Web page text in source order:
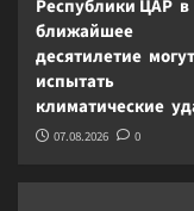
Республики ЦАР в
ближайшее
десятилетие могут
испытать
климатические
07.08.2026 0